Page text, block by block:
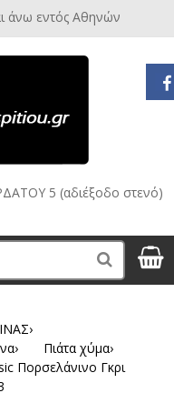
άνω εντός Αθηνών
5 (αδιέξοδο στενό)
Search
›
› Πιάτα χύμα›
Πορσελάνινο Γκρι